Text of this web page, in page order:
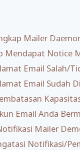
Mailer
Mendapat Notice
Email Salah/
Email Sudah
Email Anda
Mailer
Notifikasi/